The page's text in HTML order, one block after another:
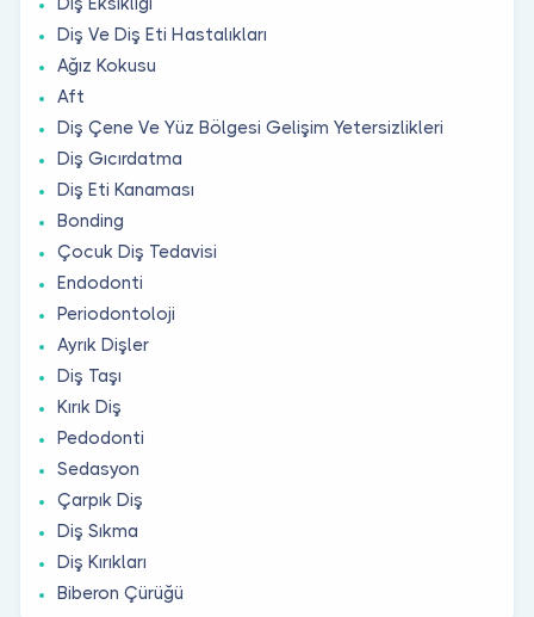
Diş Ve Diş Eti Hastalıkları
Ağız Kokusu
Aft
Diş Çene Ve Yüz Bölgesi Gelişim Yetersizlikleri
Diş Gıcırdatma
Diş Eti Kanaması
Bonding
Çocuk Diş Tedavisi
Endodonti
Periodontoloji
Ayrık Dişler
Diş Taşı
Kırık Diş
Pedodonti
Sedasyon
Çarpık Diş
Diş Sıkma
Diş Kırıkları
Biberon Çürüğü